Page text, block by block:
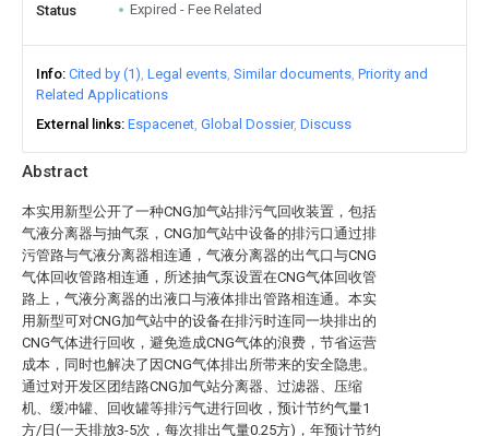
Abstract
本实用新型公开了一种CNG加气站排污气回收装置，包括
气液分离器与抽气泵，CNG加气站中设备的排污口通过排
污管路与气液分离器相连通，气液分离器的出气口与CNG
气体回收管路相连通，所述抽气泵设置在CNG气体回收管
路上，气液分离器的出液口与液体排出管路相连通。本实
用新型可对CNG加气站中的设备在排污时连同一块排出的
CNG气体进行回收，避免造成CNG气体的浪费，节省运营
成本，同时也解决了因CNG气体排出所带来的安全隐患。
通过对开发区团结路CNG加气站分离器、过滤器、压缩
机、缓冲罐、回收罐等排污气进行回收，预计节约气量1
方/日(一天排放3-5次，每次排出气量0.25方)，年预计节约
Status Expired - Fee Related
Info Cited by (1) Legal events Similar documents Priority and
Related Applications
External links Espacenet Global Dossier Discuss